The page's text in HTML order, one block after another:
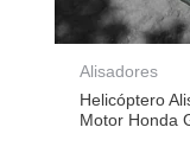
Alisadores
Helicóptero
Motor Honda